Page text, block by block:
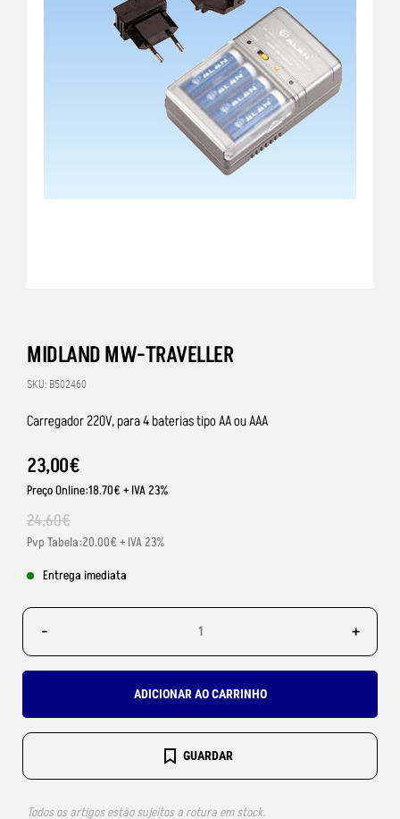
MIDLAND MW-TRAVELLER
SKU: B502460
Carregador 220V, para 4 baterias tipo AA ou AAA
23,00€
Preço Online:18.70€ + IVA 23%
24,60€
Pvp Tabela:20.00€ + IVA 23%
Entrega imediata
- +
ADICIONAR AO CARRINHO
GUARDAR
Todos os artigos estão sujeitos a rotura em stock.